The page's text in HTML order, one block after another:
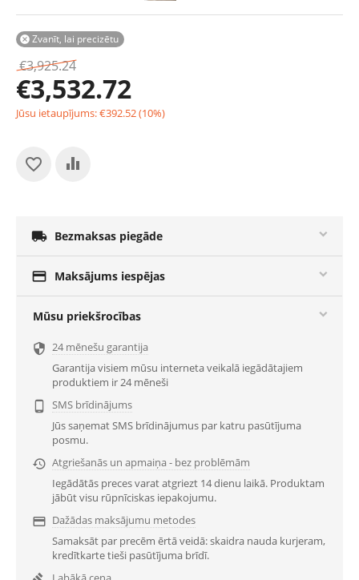
Zvanīt, lai precizētu

€3,925.24
€3,532.72
Jūsu ietaupījums:€392.52(10%)
 Bezmaksas piegāde
 Maksājums iespējas
Mūsu priekšrocības
 24 mēnešu garantija
Garantija visiem mūsu interneta veikalā iegādātajiem
produktiem ir 24 mēneši

SMS brīdinājums
Jūs saņemat SMS brīdinājumus par katru pasūtījuma
posmu.
 Atgriešanās un apmaiņa - bez problēmām
Iegādātās preces varat atgriezt 14 dienu laikā. Produktam
jābūt visu rūpnīciskas iepakojumu.
 Dažādas maksājumu metodes
Samaksāt par precēm ērtā veidā: skaidra nauda kurjeram,
kredītkarte tieši pasūtījuma brīdī.